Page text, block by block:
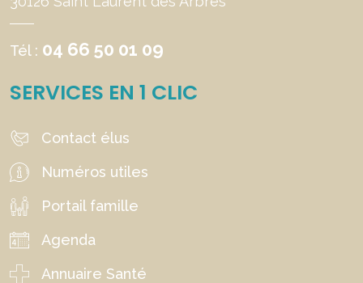
Tél : 04 66 50 01 09
SERVICES EN 1 CLIC
Contact élus
Numéros utiles
Portail famille
Agenda
Annuaire Santé